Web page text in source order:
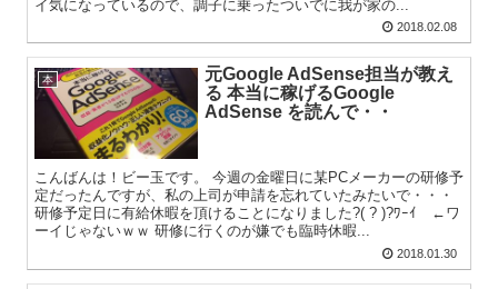
イ気になっているので、調子に乗ったついでに我が家の...
2018.02.08
本
元Google AdSense担当が教え
る 本当に稼げるGoogle
AdSense を読んで・・
こんばんは！ビー玉です。 今週の金曜日に某PCメーカーの研修予
定だったんですが、私の上司が申請を忘れていたみたいで・・・
研修予定日に有給休暇を頂けることになりました?( ? )?ﾜｰｲ ←ワ
ーイじゃないｗｗ 研修に行くのが嫌でも臨時休暇...
2018.01.30